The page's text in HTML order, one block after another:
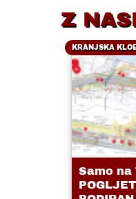
Z
KRANJSKA
Samo na